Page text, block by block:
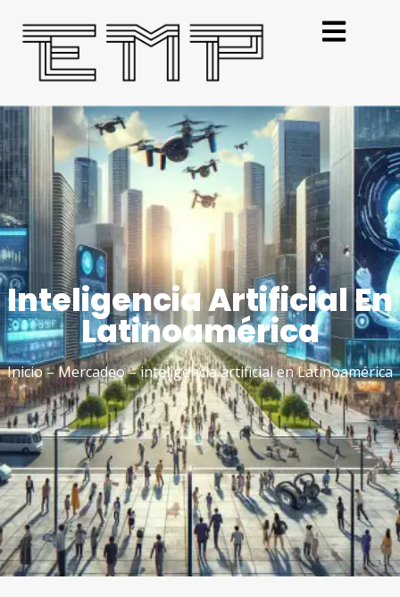
Inteligencia Artificial En
Latinoamérica
Inicio–Mercadeo–inteligencia artificial en Latinoamérica